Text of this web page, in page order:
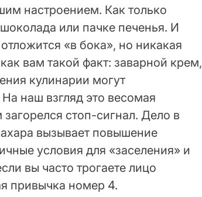
настроением. Как только
или пачке печенья. И
«в бока», но никакая
вам такой факт: заварной крем,
кулинарии могут
наш взгляд это весомая
стоп-сигнал. Дело в
вызывает повышение
условия для «заселения» и
вы часто трогаете лицо
привычка номер 4.